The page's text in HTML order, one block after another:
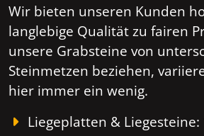
Wir bieten unseren Kunden
langlebige Qualität zu fairen
unsere Grabsteine von
Steinmetzen beziehen,
hier immer ein wenig.
Liegeplatten & Liegesteine: